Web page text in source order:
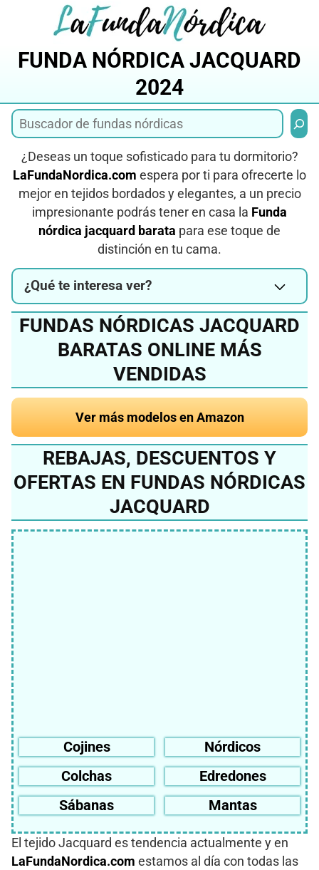
FUNDA NÓRDICA JACQUARD
2024
¿Deseas un toque sofisticado para tu dormitorio?
LaFundaNordica.com espera por ti para ofrecerte lo
mejor en tejidos bordados y elegantes, a un precio
impresionante podrás tener en casa la Funda
nórdica jacquard barata para ese toque de
distinción en tu cama.
¿Qué te interesa ver?
FUNDAS NÓRDICAS JACQUARD
BARATAS ONLINE MÁS
VENDIDAS
Ver más modelos en Amazon
REBAJAS, DESCUENTOS Y
OFERTAS EN FUNDAS NÓRDICAS
JACQUARD
Cojines
Nórdicos
Colchas
Edredones
Sábanas
Mantas
El tejido Jacquard es tendencia actualmente y en
LaFundaNordica.com estamos al día con todas las